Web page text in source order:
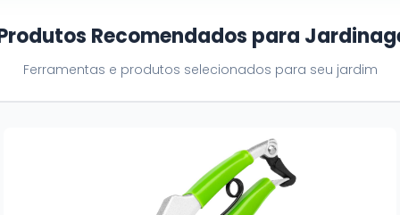
Recomendados para
Ferramentas e produtos selecionados para seu jardim